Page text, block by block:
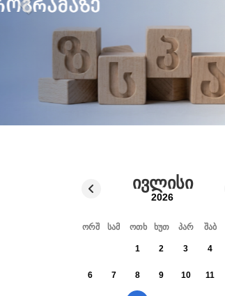
ივლისი
2026
ორშ სამ ოთხ ხუთ პარ შაბ
1 2 3 4
6 7 8 9 10 11